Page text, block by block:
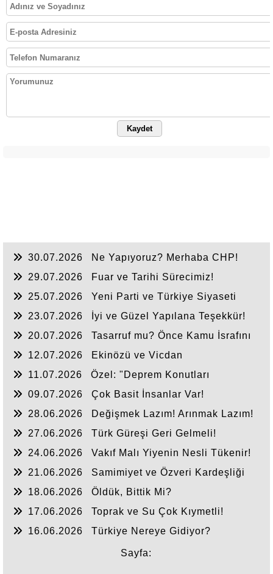
Kaydet
30.07.2026
Ne Yapıyoruz? Merhaba CHP!
29.07.2026
Fuar ve Tarihi Sürecimiz!
25.07.2026
Yeni Parti ve Türkiye Siyaseti
23.07.2026
İyi ve Güzel Yapılana Teşekkür!
20.07.2026
Tasarruf mu? Önce Kamu İsrafını
12.07.2026
Ekinözü ve Vicdan
11.07.2026
Özel: "Deprem Konutları
09.07.2026
Çok Basit İnsanlar Var!
28.06.2026
Değişmek Lazım! Arınmak Lazım!
27.06.2026
Türk Güreşi Geri Gelmeli!
24.06.2026
Vakıf Malı Yiyenin Nesli Tükenir!
21.06.2026
Samimiyet ve Özveri Kardeşliği
18.06.2026
Öldük, Bittik Mi?
17.06.2026
Toprak ve Su Çok Kıymetli!
16.06.2026
Türkiye Nereye Gidiyor?
Sayfa: